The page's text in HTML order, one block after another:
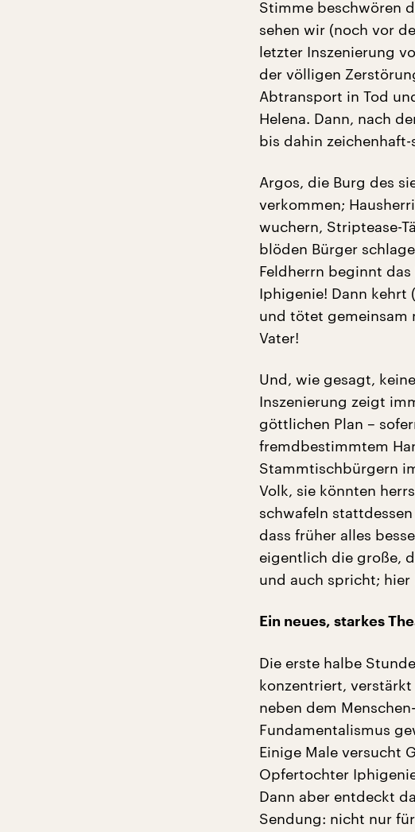
Stimme beschwören
sehen wir (noch vor
letzter Inszenierung
der völligen
Abtransport in Tod
Helena. Dann, nach
bis dahin
Argos, die Burg des
verkommen;
wuchern, Striptease-
blöden Bürger
Feldherrn beginnt
Iphigenie! Dann kehrt
und tötet gemeinsam
Vater!
Und, wie gesagt,
Inszenierung zeigt
göttlichen Plan –
fremdbestimmtem
Stammtischbürgern
Volk, sie könnten
schwafeln
dass früher alles
eigentlich die große,
und auch spricht;
Ein neues, starkes
Die erste halbe
konzentriert,
neben dem
Fundamentalismus
Einige Male versucht
Opfertochter
Dann aber entdeckt
Sendung: nicht nur